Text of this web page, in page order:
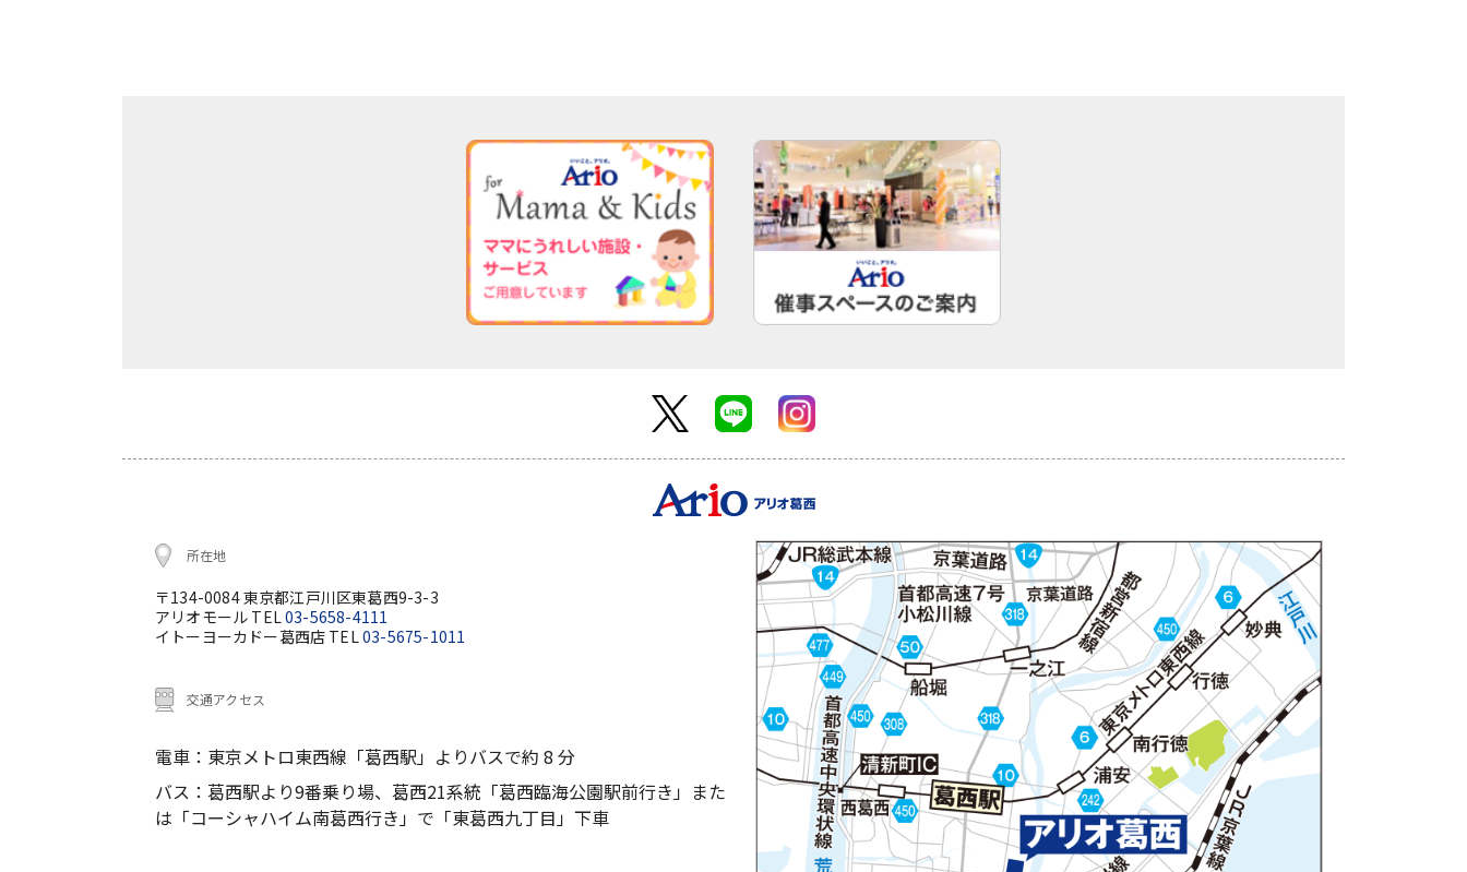
所在地
〒134-0084 東京都江戸川区東葛西9-3-3
アリオモール TEL03-5658-4111
イトーヨーカドー葛西店 TEL03-5675-1011
交通アクセス
電車：東京メトロ東西線「葛西駅」よりバスで約 8 分
バス：葛西駅より9番乗り場、葛西21系統「葛西臨海公園駅前行き」また
は「コーシャハイム南葛西行き」で「東葛西九丁目」下車